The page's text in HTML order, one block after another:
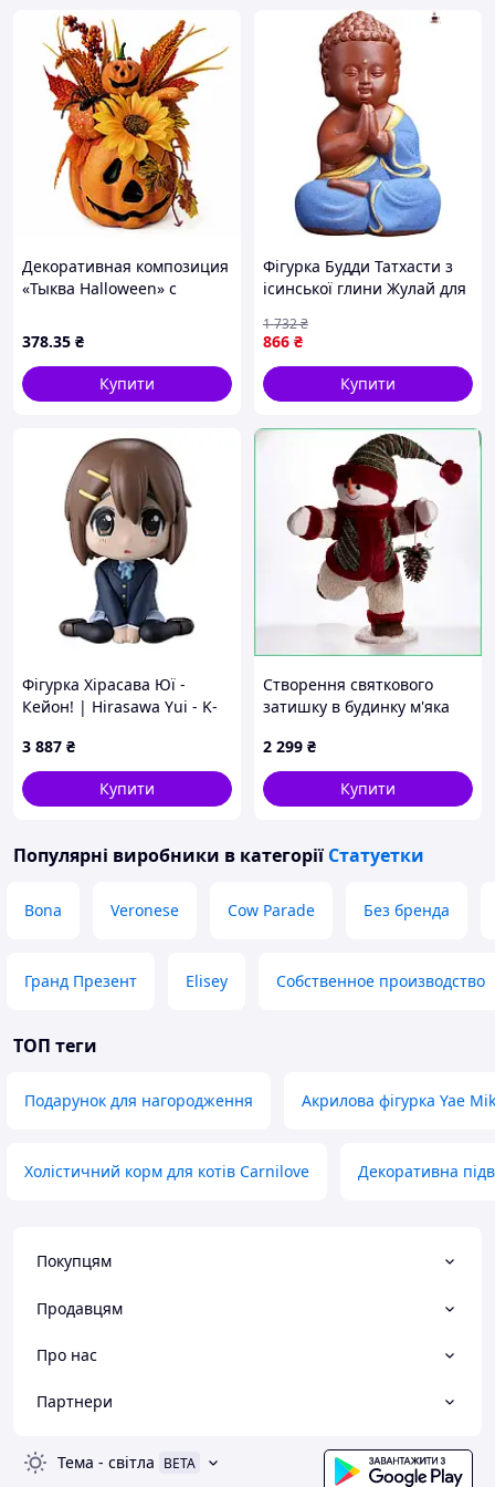
Декоративная композиция
«Тыква Halloween» с
378.35 ₴
Купити
Фігурка Будди Татхасти з
ісинської глини Жулай для
колекції
866 ₴
1 732₴
Купити
Фігурка Хірасава Юї -
Кейон! | Hirasawa Yui - K-
3 887 ₴
Купити
Створення святкового
затишку в будинку м'яка
Сніговик для декору
інтер'єру 40х33х74 см
2 299 ₴
Купити
Популярні виробники в категорії Статуетки
Bona Veronese Cow Parade Без бренда
Гранд Презент Elisey Собственное производство
ТОП теги
Подарунок для нагородження Акрилова фігурка Yae
Холістичний корм для котів Carnilove Декоративна
Покупцям
Продавцям
Про нас
Партнери
Тема - світла BETA